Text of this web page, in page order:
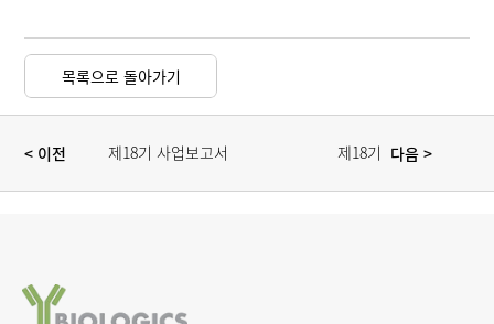
목록으로 돌아가기
< 이전
제18기 사업보고서
제18기
공고
다음 >